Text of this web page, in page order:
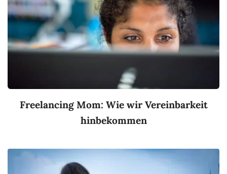
Freelancing Mom: Wie wir Vereinbarkeit
hinbekommen